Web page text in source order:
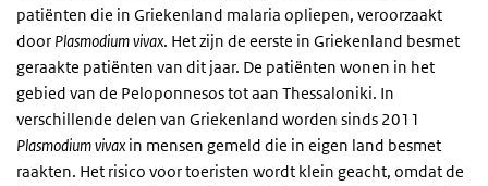
patiënten die in Griekenland malaria opliepen, veroorzaakt
door Plasmodium vivax. Het zijn de eerste in Griekenland besmet
geraakte patiënten van dit jaar. De patiënten wonen in het
gebied van de Peloponnesos tot aan Thessaloniki. In
verschillende delen van Griekenland worden sinds 2011
Plasmodium vivax in mensen gemeld die in eigen land besmet
raakten. Het risico voor toeristen wordt klein geacht, omdat de